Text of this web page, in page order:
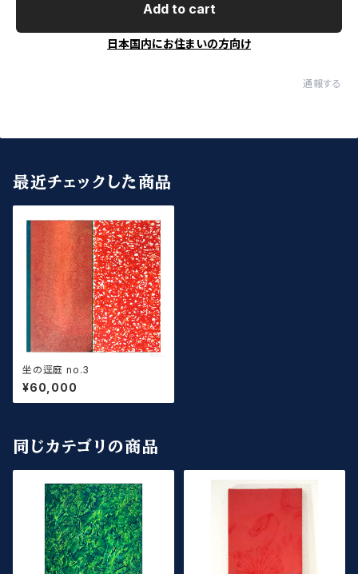
Add to cart
日本国内にお住まいの方向け
通報する
最近チェックした商品
坐の逕庭 no.3
¥60,000
同じカテゴリの商品